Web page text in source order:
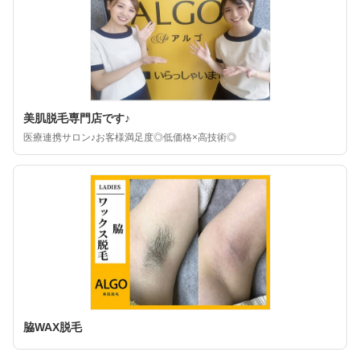
美肌脱毛専門店です♪
医療連携サロン♪お客様満足度◎低価格×高技術◎
脇WAX脱毛